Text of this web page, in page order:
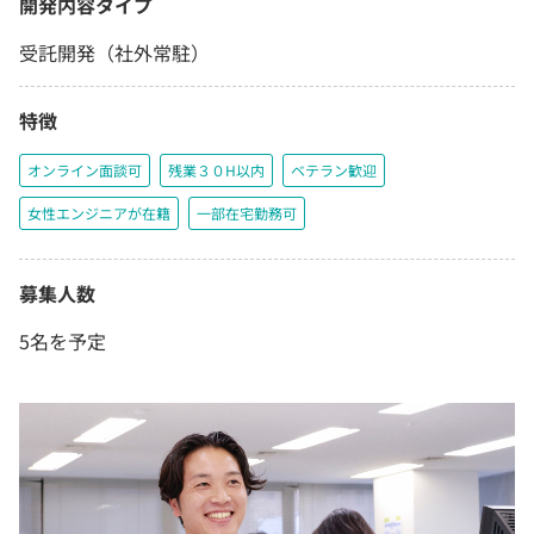
受託開発（社外常駐）
特徴
オンライン面談可 残業３０H以内 ベテラン歓迎
女性エンジニアが在籍 一部在宅勤務可
募集人数
5名を予定